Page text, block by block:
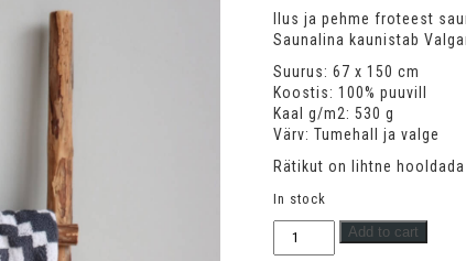
Ilus ja pehme froteest
Saunalina kaunistab
Suurus: 67 x 150 cm
Koostis: 100% puuvill
Kaal g/m2: 530 g
Värv: Tumehall ja valge
Rätikut on lihtne
In stock
Saunalina Add to cart